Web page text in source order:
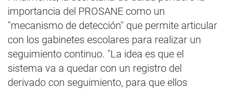
importancia del PROSANE como un
"mecanismo de detección" que permite articular
con los gabinetes escolares para realizar un
seguimiento continuo. "La idea es que el
sistema va a quedar con un registro del
derivado con seguimiento, para que ellos